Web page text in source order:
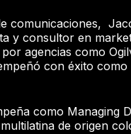
comunicaciones,
y consultor en
agencias como
con éxito
como Managing
de origen